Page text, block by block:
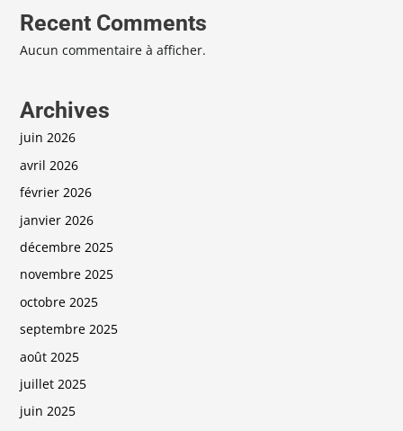
Recent Comments
Aucun commentaire à afficher.
Archives
juin 2026
avril 2026
février 2026
janvier 2026
décembre 2025
novembre 2025
octobre 2025
septembre 2025
août 2025
juillet 2025
juin 2025